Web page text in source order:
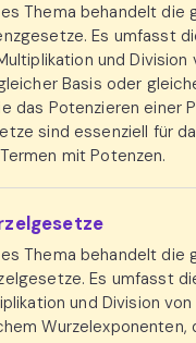
Thema behandelt die
Es umfasst
und Division
Basis oder
das Potenzieren einer
sind essenziell für
mit Potenzen.
Thema behandelt die
Es umfasst
und Division
Wurzelexponenten,